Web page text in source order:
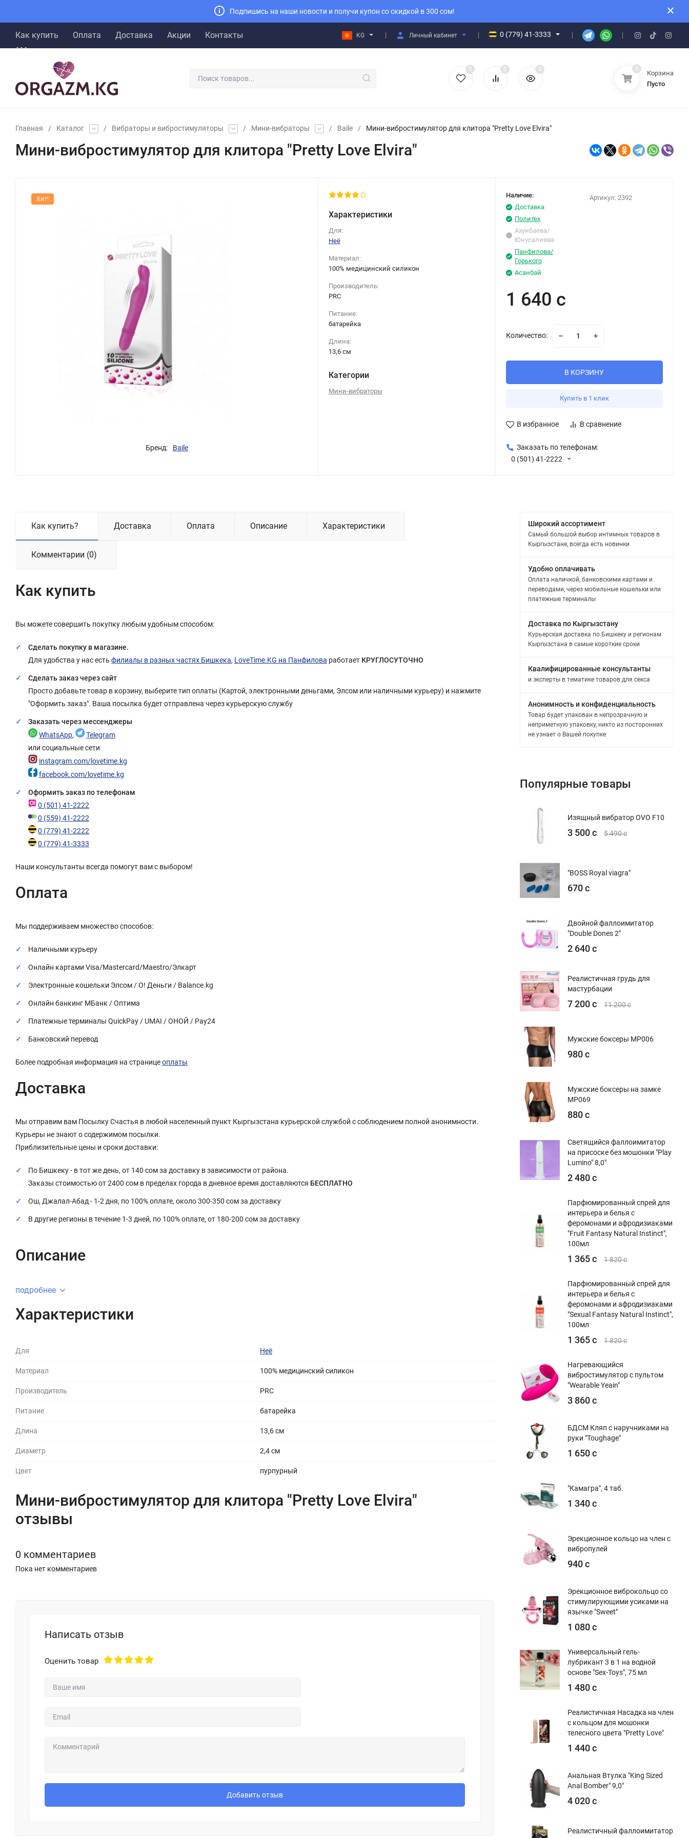
Подпишись на наши новости и получи купон со скидкой в 300 сом!
Как купить Оплата Доставка Акции Контакты KG Личный кабинет 0 (779) 41-3333
0 0 0 0
Корзина
Пусто
Главная / Каталог / Вибраторы и вибростимуляторы / Мини-вибраторы / Baile / Мини-вибростимулятор для клитора "Pretty Love Elvira"
Мини-вибростимулятор для клитора "Pretty Love Elvira"
Хит!
Бренд: Baile
Характеристики
Для:
Неё
Материал:
100% медицинский силикон
Производитель:
PRC
Питание:
батарейка
Длина:
13,6 см
Категории
Мини-вибраторы
Наличие:
Доставка
Политех
Ахунбаева/
Юнусалиева
Панфилова/
Горького
Асанбай
Артикул: 2392
1 640 с
Количество:
В КОРЗИНУ
Купить в 1 клик
В избранное В сравнение
Заказать по телефонам:
0 (501) 41-2222
Как купить? Доставка Оплата Описание Характеристики
Комментарии (0)
Как купить
Вы можете совершить покупку любым удобным способом:
Сделать покупку в магазине.
Для удобства у нас есть филиалы в разных частях Бишкека, LoveTime.KG на Панфилова работает КРУГЛОСУТОЧНО
Сделать заказ через сайт
Просто добавьте товар в корзину, выберите тип оплаты (Картой, электронными деньгами, Элсом или наличными курьеру) и нажмите
"Оформить заказ". Ваша посылка будет отправлена через курьерскую службу
Заказать через мессенджеры
WhatsApp,
Telegram
или социальные сети
instagram.com/lovetime.kg
facebook.com/lovetime.kg
Оформить заказ по телефонам
0 (501) 41-2222
0 (559) 41-2222
0 (779) 41-2222
0 (779) 41-3333
Наши консультанты всегда помогут вам с выбором!
Оплата
Мы поддерживаем множество способов:
Наличными курьеру
Онлайн картами Visa/Mastercard/Maestro/Элкарт
Электронные кошельки Элсом / О! Деньги / Balance.kg
Онлайн банкинг МБанк / Оптима
Платежные терминалы QuickPay / UMAI / ОНОЙ / Pay24
Банковский перевод
Более подробная информация на страницеоплаты
Доставка
Мы отправим вам Посылку Счастья в любой населенный пункт Кыргызстана курьерской службой с соблюдением полной анонимности.
Курьеры не знают о содержимом посылки.
Приблизительные цены и сроки доставки:
По Бишкеку - в тот же день, от 140 сом за доставку в зависимости от района.
Заказы стоимостью от 2400 сом в пределах города в дневное время доставляются БЕСПЛАТНО
Ош, Джалал-Абад - 1-2 дня, по 100% оплате, около 300-350 сом за доставку
В другие регионы в течение 1-3 дней, по 100% оплате, от 180-200 сом за доставку
Описание
подробнее
Характеристики
Для Неё
Материал 100% медицинский силикон
Производитель PRC
Питание батарейка
Длина 13,6 см
Диаметр 2,4 см
Цвет пурпурный
Мини-вибростимулятор для клитора "Pretty Love Elvira"
отзывы
0 комментариев
Пока нет комментариев
Написать отзыв
Оценить товар
Добавить отзыв
Широкий ассортимент
Самый большой выбор интимных товаров в
Кыргызстане, всегда есть новинки
Удобно оплачивать
Оплата наличкой, банковскими картами и
переводами, через мобильные кошельки или
платежные терминалы
Доставка по Кыргызстану
Курьерская доставка по Бишкеку и регионам
Кыргызстана в самые короткие сроки
Квалифицированные консультанты
и эксперты в тематике товаров для секса
Анонимность и конфиденциальность
Товар будет упакован в непрозрачную и
неприметную упаковку, никто из посторонних
не узнает о Вашей покупке
Популярные товары
Изящный вибратор OVO F10
3 500 с 5 490 с
"BOSS Royal viagra"
670 с
Двойной фаллоимитатор
"Double Dones 2"
2 640 с
Реалистичная грудь для
мастурбации
7 200 с 11 200 с
Мужские боксеры MP006
980 с
Мужские боксеры на замке
MP069
880 с
Светящийся фаллоимитатор
на присоске без мошонки "Play
Lumino" 8,0"
2 480 с
Парфюмированный спрей для
интерьера и белья с
феромонами и афродизиаками
"Fruit Fantasy Natural Instinct",
100мл
1 365 с 1 820 с
Парфюмированный спрей для
интерьера и белья с
феромонами и афродизиаками
"Sexual Fantasy Natural Instinct",
100мл
1 365 с 1 820 с
Нагревающийся
вибростимулятор с пультом
"Wearable Yeain"
3 860 с
БДСМ Кляп с наручниками на
руки "Toughage"
1 650 с
"Камагра", 4 таб.
1 340 с
Эрекционное кольцо на член с
вибропулей
940 с
Эрекционное виброкольцо со
стимулирующими усиками на
язычке "Sweet"
1 080 с
Универсальный гель-
лубрикант 3 в 1 на водной
основе "Sex-Toys", 75 мл
1 480 с
Реалистичная Насадка на член
с кольцом для мошонки
телесного цвета "Pretty Love"
1 440 с
Анальная Втулка "King Sized
Anal Bomber" 9,0"
4 020 с
Реалистичный фаллоимитатор